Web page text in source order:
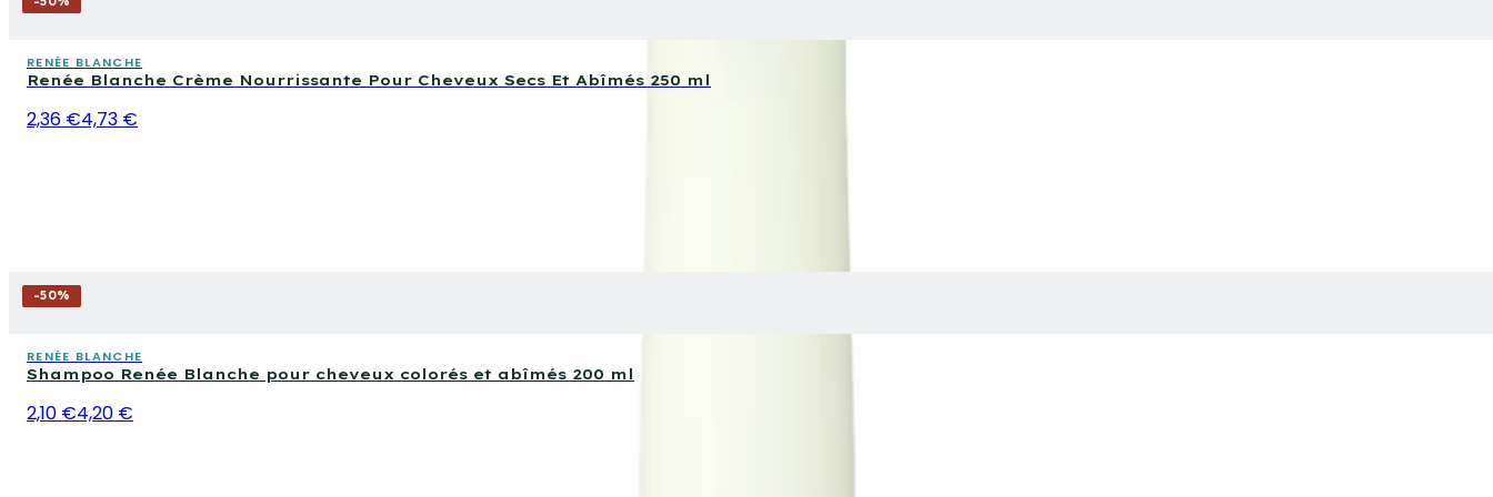
RENÉE BLANCHE
Renée Blanche Crème Nourrissante Pour Cheveux Secs Et Abîmés 250 ml
2,36 €4,73 €
-50%
RENÉE BLANCHE
Shampoo Renée Blanche pour cheveux colorés et abîmés 200 ml
2,10 €4,20 €